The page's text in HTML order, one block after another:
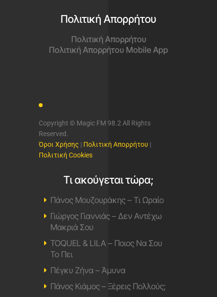
Πολιτική Απορρήτου
Πολιτική Απορρήτου
Πολιτική Απορρήτου Mobile App
Copyright © Magic FM 98.2 All Rights
Reserved.
Όροι Χρήσης | Πολιτική Απορρήτου |
Πολιτική Cookies
Τι ακούγεται τώρα;
Πάνος Μουζουράκης – Τι Ωραίο
Γιώργος Γιαννιάς – Δεν Αντέχω
Μακριά Σου
TOQUEL & LILA – Ποιος Να Σου
Το Πει
Πέγκυ Ζήνα – Άμυνα
Πάνος Κιάμος – Ξέρεις Πολλούς;